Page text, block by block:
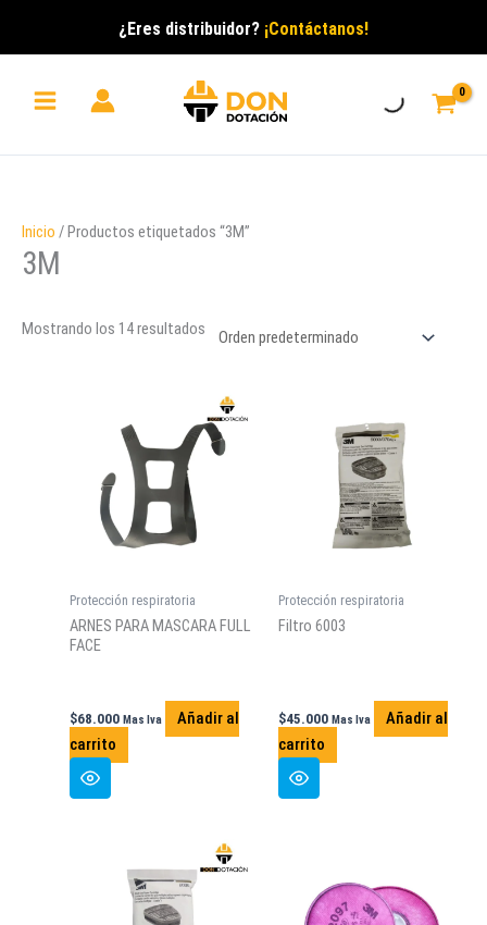
¿Eres distribuidor? ¡Contáctanos!
Inicio / Productos etiquetados “3M”
3M
Mostrando los 14 resultados
Protección respiratoria
ARNES PARA MASCARA FULL
FACE
$68.000 Mas Iva
Añadir al
carrito
Protección respiratoria
Filtro 6003
$45.000 Mas Iva
Añadir al
carrito